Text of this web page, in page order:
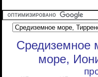
Средиземное
море,